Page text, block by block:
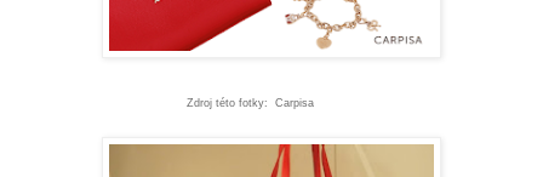
Zdroj této fotky: Carpisa